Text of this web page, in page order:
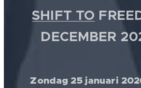
SHIFT TO
DECEMBER
Zondag 25 januari